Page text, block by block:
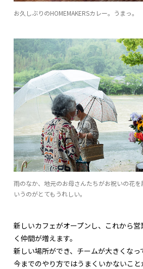
お久しぶりのHOMEMAKERSカレー。うまっ。
雨のなか、地元のお母さんたちがお祝いの花
いうのがとてもうれしい。
新しいカフェがオープンし、これから
く仲間が増えます。
新しい場所ができ、チームが大きくなっ
今までのやり方ではうまくいかないこ